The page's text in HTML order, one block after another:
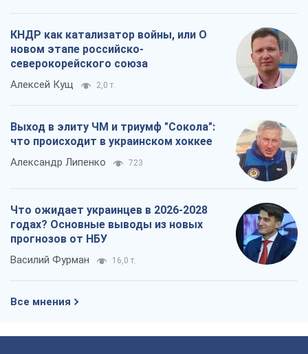
КНДР как катализатор войны, или О
новом этапе российско-
северокорейского союза
Алексей Кущ 2,0 т.
Выход в элиту ЧМ и триумф "Сокола":
что происходит в украинском хоккее
Александр Липенко 723
Что ожидает украинцев в 2026-2028
годах? Основные выводы из новых
прогнозов от НБУ
Василий Фурман 16,0 т.
Все мнения